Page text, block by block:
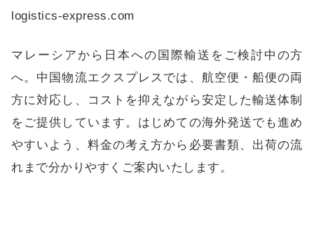
logistics-express.com
マレーシアから日本への国際輸送をご検討中の方
へ。中国物流エクスプレスでは、航空便・船便の両
方に対応し、コストを抑えながら安定した輸送体制
をご提供しています。はじめての海外発送でも進め
やすいよう、料金の考え方から必要書類、出荷の流
れまで分かりやすくご案内いたします。